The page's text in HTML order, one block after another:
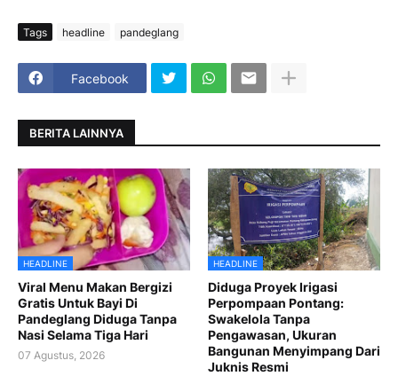
Tags headline pandeglang
Facebook
BERITA LAINNYA
HEADLINE
Viral Menu Makan Bergizi
Gratis Untuk Bayi Di
Pandeglang Diduga Tanpa
Nasi Selama Tiga Hari
07 Agustus, 2026
HEADLINE
Diduga Proyek Irigasi
Perpompaan Pontang:
Swakelola Tanpa
Pengawasan, Ukuran
Bangunan Menyimpang Dari
Juknis Resmi